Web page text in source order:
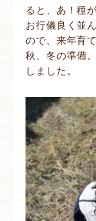
ると、あ！種
お行儀良く並
ので、来年育
秋、冬の準備
しました。